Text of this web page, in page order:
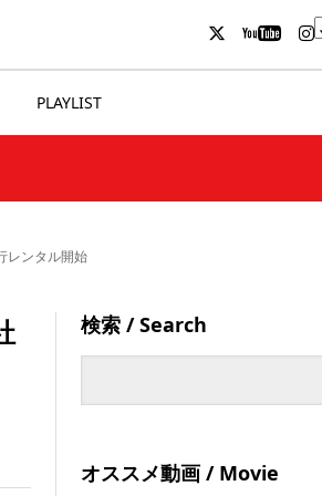
PLAYLIST
レンタル開始
検索 / Search
オススメ動画 / Movie